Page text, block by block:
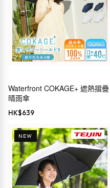
Waterfront COKAGE+ 遮熱摺疊
晴雨傘
HK$639
NEW